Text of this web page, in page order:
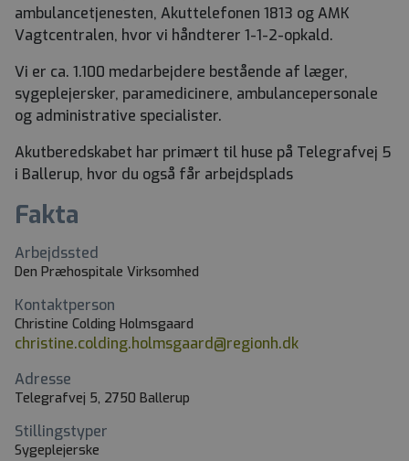
ambulancetjenesten, Akuttelefonen 1813 og AMK
Vagtcentralen, hvor vi håndterer 1-1-2-opkald.
Vi er ca. 1.100 medarbejdere bestående af læger,
sygeplejersker, paramedicinere, ambulancepersonale
og administrative specialister.
Akutberedskabet har primært til huse på Telegrafvej 5
i Ballerup, hvor du også får arbejdsplads
Fakta
Arbejdssted
Den Præhospitale Virksomhed
Kontaktperson
Christine Colding Holmsgaard
christine.colding.holmsgaard@regionh.dk
Adresse
Telegrafvej 5, 2750 Ballerup
Stillingstyper
Sygeplejerske